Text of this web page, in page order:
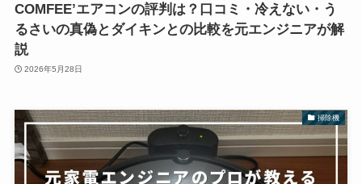
COMFEE’エアコンの評判は？口コミ・冷えない・う
るさいの真偽とダイキンとの比較を元エンジニアが解
説
2026年5月28日
掃除機